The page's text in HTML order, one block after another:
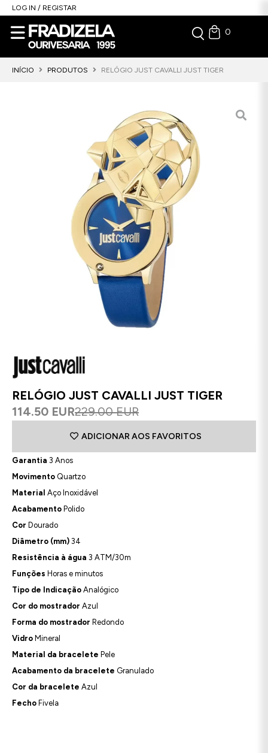
LOG IN / REGISTAR
0
INÍCIO PRODUTOS RELÓGIO JUST CAVALLI JUST TIGER
RELÓGIO JUST CAVALLI JUST TIGER
114.50 EUR229.00 EUR
ADICIONAR AOS FAVORITOS
Garantia 3 Anos
Movimento Quartzo
Material Aço Inoxidável
Acabamento Polido
Cor Dourado
Diâmetro (mm) 34
Resistência à água 3 ATM/30m
Funções Horas e minutos
Tipo de Indicação Analógico
Cor do mostrador Azul
Forma do mostrador Redondo
Vidro Mineral
Material da bracelete Pele
Acabamento da bracelete Granulado
Cor da bracelete Azul
Fecho Fivela